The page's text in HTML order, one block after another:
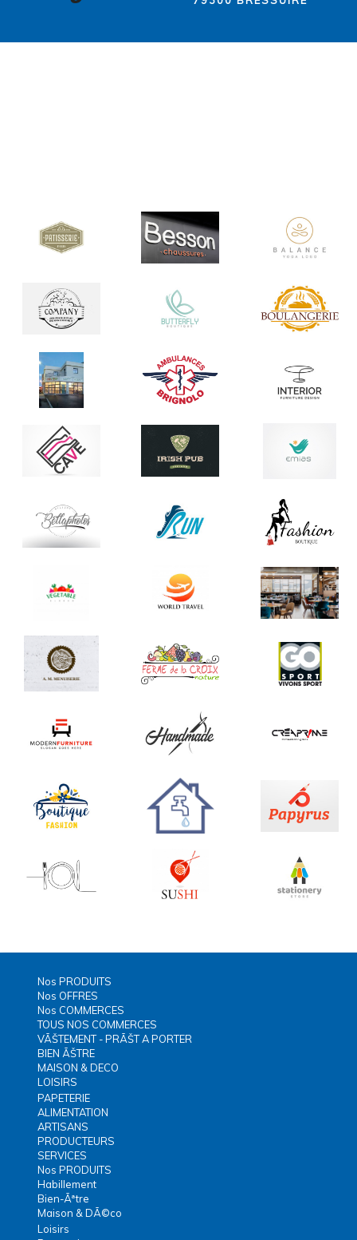
Nos PRODUITS
Nos OFFRES
Nos COMMERCES
TOUS NOS COMMERCES
VÃŠTEMENT - PRÃŠT A PORTER
BIEN ÃŠTRE
MAISON & DECO
LOISIRS
PAPETERIE
ALIMENTATION
ARTISANS
PRODUCTEURS
SERVICES
Nos PRODUITS
Habillement
Bien-Ãªtre
Maison & DÃ©co
Loisirs